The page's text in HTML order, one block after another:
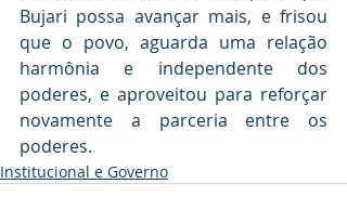
Bujari possa avançar mais, e frisou
que o povo, aguarda uma relação
harmônia e independente dos
poderes, e aproveitou para reforçar
novamente a parceria entre os
poderes.
Institucional e Governo